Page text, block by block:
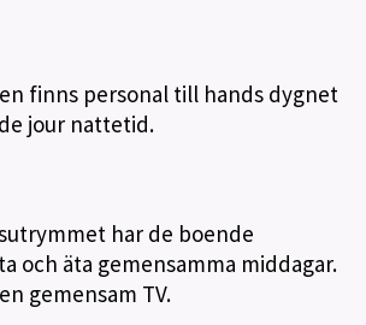
finns personal till hands dygnet
jour nattetid.
har de boende
och äta gemensamma middagar.
gemensam TV.